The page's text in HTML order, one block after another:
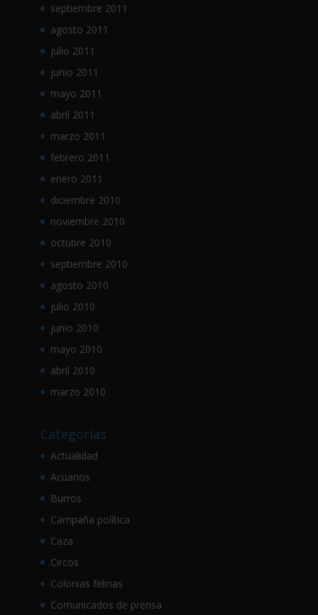
septiembre 2011
agosto 2011
julio 2011
junio 2011
mayo 2011
abril 2011
marzo 2011
febrero 2011
enero 2011
diciembre 2010
noviembre 2010
octubre 2010
septiembre 2010
agosto 2010
julio 2010
junio 2010
mayo 2010
abril 2010
marzo 2010
Categorías
Actualidad
Acuarios
Burros
Campaña política
Caza
Circos
Colonias felinas
Comunicados de prensa